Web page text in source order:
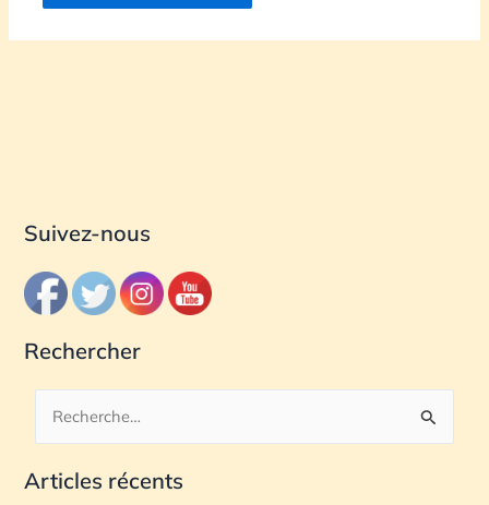
Suivez-nous
Rechercher
c
Articles récents